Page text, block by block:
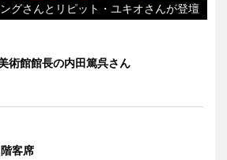
グさんとリピット・ユキオさんが登壇
術館館長の内田篤呉さん
客席